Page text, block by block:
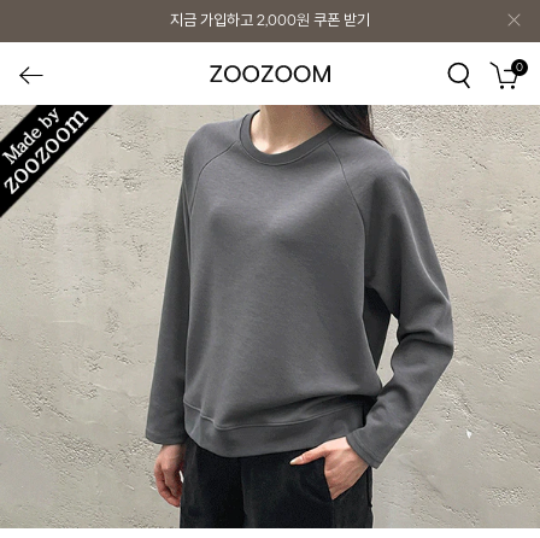
지금 가입하고 2,000원 쿠폰 받기
0